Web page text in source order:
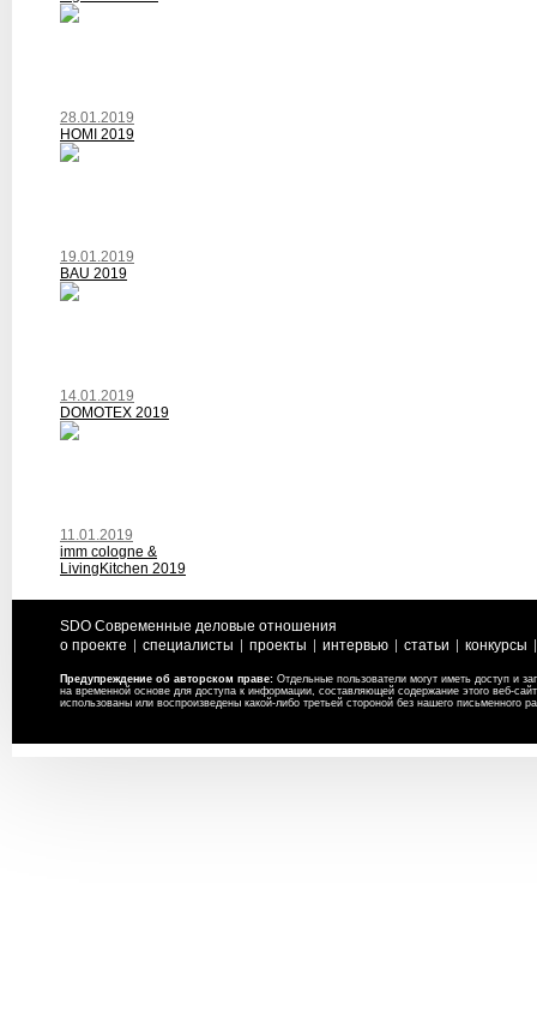
28.01.2019
HOMI 2019
19.01.2019
BAU 2019
14.01.2019
DOMOTEX 2019
11.01.2019
imm cologne &
LivingKitchen 2019
SDO Современные деловые отношения
о проекте
специалисты проекты интервью статьи конкурсы
Предупреждение об авторском праве: Отдельные пользователи могут иметь доступ и
на временной основе для доступа к информации, составляющей содержание этого веб-
использованы или воспроизведены какой-либо третьей стороной без нашего